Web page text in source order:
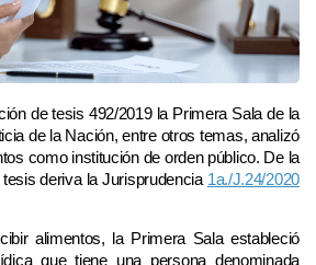
de tesis 492/2019 la Primera Sala de la
de la Nación, entre otros temas, analizó
como institución de orden público. De la
deriva la Jurisprudencia 1a./J.24/2020
alimentos, la Primera Sala estableció
que tiene una persona denominada